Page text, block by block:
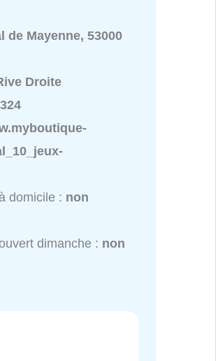
de Mayenne, 53000
Droite
domicile : non
dimanche : non